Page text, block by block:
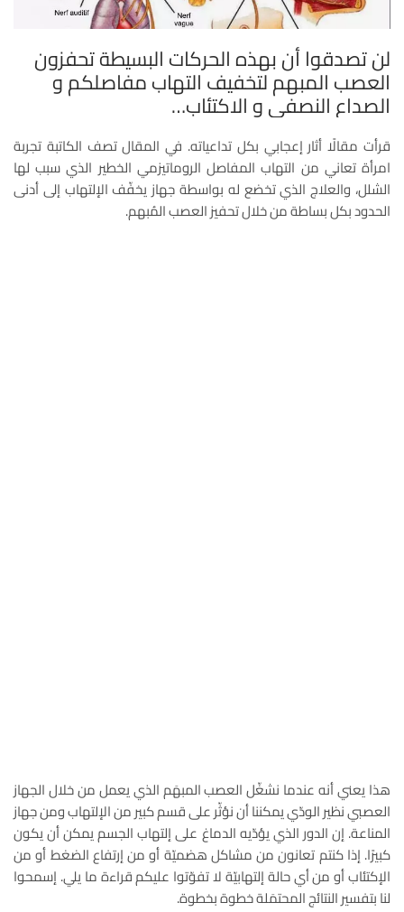
لن تصدقوا أن بهذه الحركات البسيطة تحفزون
العصب المبهم لتخفيف التهاب مفاصلكم و
الصداع النصفي و الاكتئاب…
قرأت مقالًا أثار إعجابي بكل تداعياته. في المقال تصف الكاتبة تجربة
امرأة تعاني من التهاب المفاصل الروماتيزمي الخطير الذي سبب لها
الشلل، والعلاج الذي تخضع له بواسطة جهاز يخفّف الإلتهاب إلى أدنى
الحدود بكل بساطة من خلال تحفيز العصب المُبهم.
هذا يعني أنه عندما نشغّل العصب المبهَم الذي يعمل من خلال الجهاز
العصبي نظير الودّي يمكننا أن نؤثّر على قسم كبير من الإلتهاب ومن جهاز
المناعة. إن الدور الذي يؤدّيه الدماغ على إلتهاب الجسم يمكن أن يكون
كبيرًا. إذا كنتم تعانون من مشاكل هضميّة أو من إرتفاع الضغط أو من
الإكتئاب أو من أي حالة إلتهابيّة لا تفوّتوا عليكم قراءة ما يلي. إسمحوا
لنا بتفسير النتائج المحتمَلة خطوة بخطوة.